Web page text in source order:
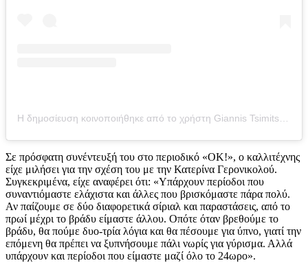
Η δημοσίευση κοινοποιήθηκε από το χρήστη Giannis Tsimitselis (@gtsimitselis)
Σε πρόσφατη συνέντευξή του στο περιοδικό «ΟΚ!», ο καλλιτέχνης
είχε μιλήσει για την σχέση του με την Κατερίνα Γερονικολού.
Συγκεκριμένα, είχε αναφέρει ότι: «Υπάρχουν περίοδοι που
συναντιόμαστε ελάχιστα και άλλες που βρισκόμαστε πάρα πολύ.
Αν παίζουμε σε δύο διαφορετικά σίριαλ και παραστάσεις, από το
πρωί μέχρι το βράδυ είμαστε άλλου. Οπότε όταν βρεθούμε το
βράδυ, θα πούμε δυο-τρία λόγια και θα πέσουμε για ύπνο, γιατί την
επόμενη θα πρέπει να ξυπνήσουμε πάλι νωρίς για γύρισμα. Αλλά
υπάρχουν και περίοδοι που είμαστε μαζί όλο το 24ωρο».